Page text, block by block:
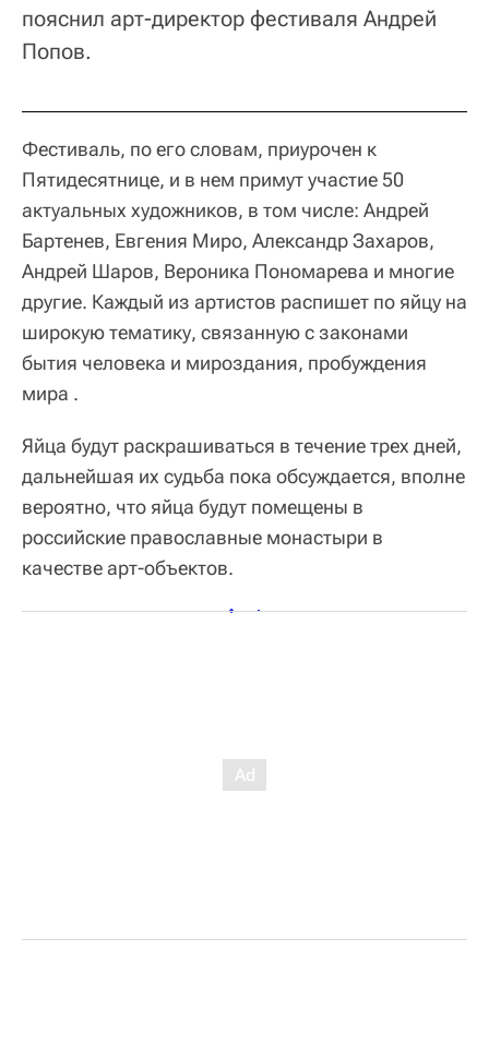
пояснил арт-директор фестиваля Андрей
Попов.
Фестиваль, по его словам, приурочен к
Пятидесятнице, и в нем примут участие 50
актуальных художников, в том числе: Андрей
Бартенев, Евгения Миро, Александр Захаров,
Андрей Шаров, Вероника Пономарева и многие
другие. Каждый из артистов распишет по яйцу на
широкую тематику, связанную с законами
бытия человека и мироздания, пробуждения
мира .
Яйца будут раскрашиваться в течение трех дней,
дальнейшая их судьба пока обсуждается, вполне
вероятно, что яйца будут помещены в
российские православные монастыри в
качестве арт-объектов.